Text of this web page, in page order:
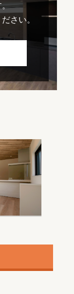
。
さい。